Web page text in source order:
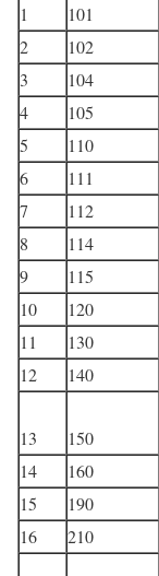
1 101
2
102
3
104
4
105
5
110
6
111
7
112
8
114
9
115
10
120
11
130
12
140
13 150
14
160
15
190
16
210